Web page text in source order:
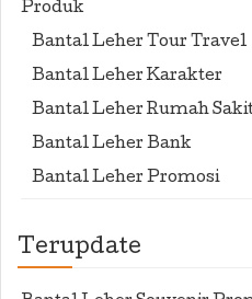
Produk
Bantal Leher Tour Travel
Bantal Leher Karakter
Bantal Leher Rumah
Bantal Leher Bank
Bantal Leher Promosi
Terupdate